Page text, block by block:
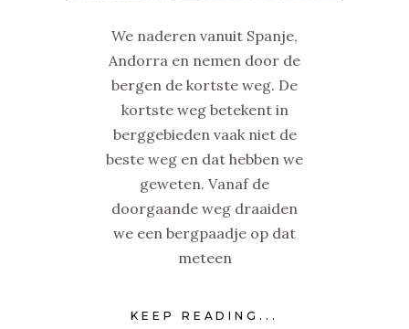
We naderen vanuit Spanje,
Andorra en nemen door de
bergen de kortste weg. De
kortste weg betekent in
berggebieden vaak niet de
beste weg en dat hebben we
geweten. Vanaf de
doorgaande weg draaiden
we een bergpaadje op dat
meteen
KEEP READING...